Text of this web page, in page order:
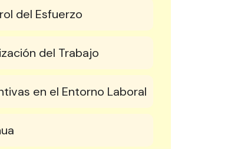
del Esfuerzo
del Trabajo
en el Entorno Laboral